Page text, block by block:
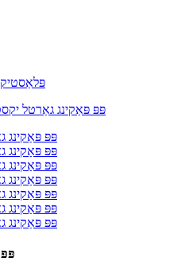
פּלאַסטיק
פּפּ